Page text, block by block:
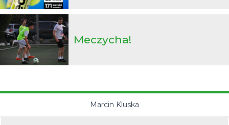
Meczycha!
Marcin Kluska